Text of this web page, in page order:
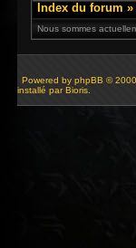
Index du forum »
Nous sommes
Powered by phpBB ©
installé par Bioris.